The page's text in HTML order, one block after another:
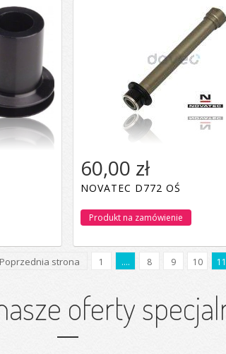
60,00 zł
NOVATEC D772 OŚ
Produkt na zamówienie
Poprzednia strona 1 .... 8 9 10 11
oferty